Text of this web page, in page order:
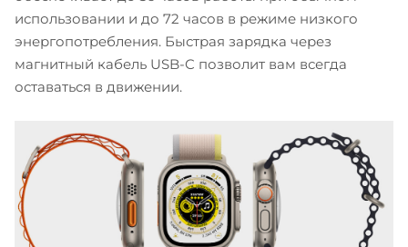
использовании и до 72 часов в режиме низкого
энергопотребления. Быстрая зарядка через
магнитный кабель USB-C позволит вам всегда
оставаться в движении.